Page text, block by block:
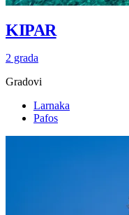
KIPAR
2 grada
Gradovi
Larnaka
Pafos